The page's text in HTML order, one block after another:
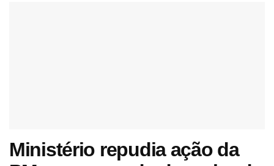
Ministério repudia ação da